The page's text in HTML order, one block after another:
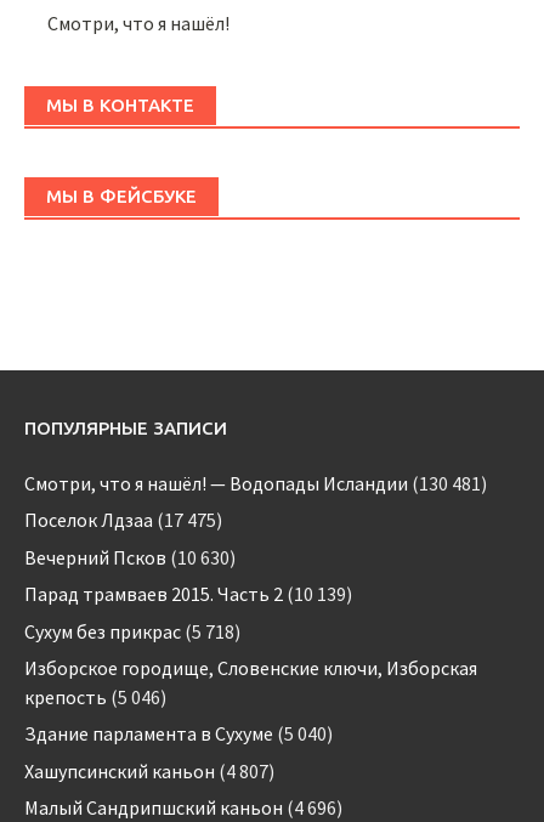
Смотри, что я нашёл!
МЫ В КОНТАКТЕ
МЫ В ФЕЙСБУКЕ
ПОПУЛЯРНЫЕ ЗАПИСИ
Смотри, что я нашёл! — Водопады Исландии (130 481)
Поселок Лдзаа (17 475)
Вечерний Псков (10 630)
Парад трамваев 2015. Часть 2 (10 139)
Сухум без прикрас (5 718)
Изборское городище, Словенские ключи, Изборская
крепость (5 046)
Здание парламента в Сухуме (5 040)
Хашупсинский каньон (4 807)
Малый Сандрипшский каньон (4 696)